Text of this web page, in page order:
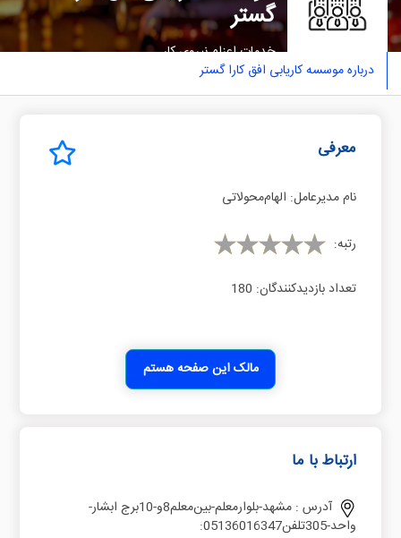
ﮔﺴﺘﺮ
خدمات اعزام نيروی كار
درباره موسسه کاریابی اﻓﻖ ﮐﺎرا ﮔﺴﺘﺮ
معرفی
نام مدیرعامل: اﻟﻬﺎمﻣﺤﻮﻻﺗﯽ
رتبه:
تعداد بازدیدکنندگان: 180
مالک این صفحه هستم
ارتباط با ما
آدرس :
ﻣﺸﻬﺪ-ﺑﻠﻮارﻣﻌﻠﻢ-ﺑﯿﻦﻣﻌﻠﻢ8و-10ﺑﺮج اﺑﺸﺎر-
واﺣﺪ-305ﺗﻠﻔﻦ05136016347: